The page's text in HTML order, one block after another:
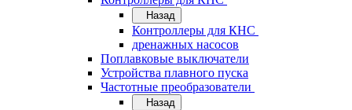
Назад
Контроллеры для КНС
дренажных насосов
Поплавковые выключатели
Устройства плавного пуска
Частотные преобразователи
Назад